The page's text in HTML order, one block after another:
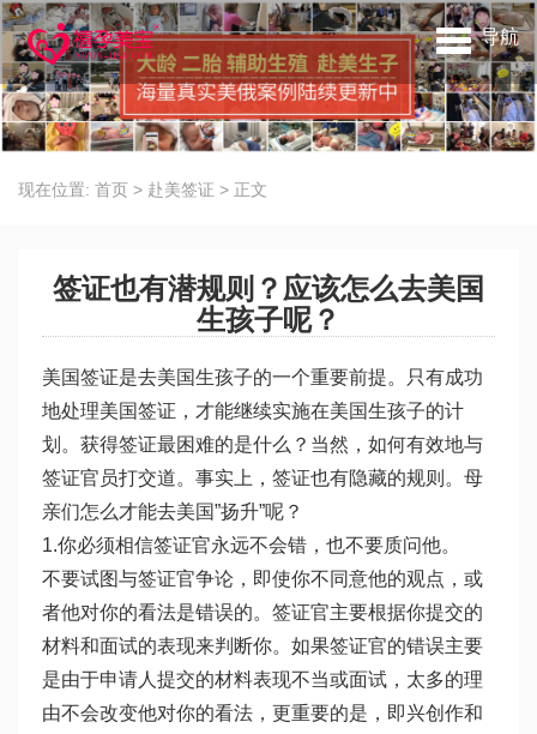
导航
现在位置: 首页 > 赴美签证 > 正文
签证也有潜规则？应该怎么去美国
生孩子呢？
美国签证是去美国生孩子的一个重要前提。只有成功
地处理美国签证，才能继续实施在美国生孩子的计
划。获得签证最困难的是什么？当然，如何有效地与
签证官员打交道。事实上，签证也有隐藏的规则。母
亲们怎么才能去美国”扬升”呢？
1.你必须相信签证官永远不会错，也不要质问他。
不要试图与签证官争论，即使你不同意他的观点，或
者他对你的看法是错误的。签证官主要根据你提交的
材料和面试的表现来判断你。如果签证官的错误主要
是由于申请人提交的材料表现不当或面试，太多的理
由不会改变他对你的看法，更重要的是，即兴创作和